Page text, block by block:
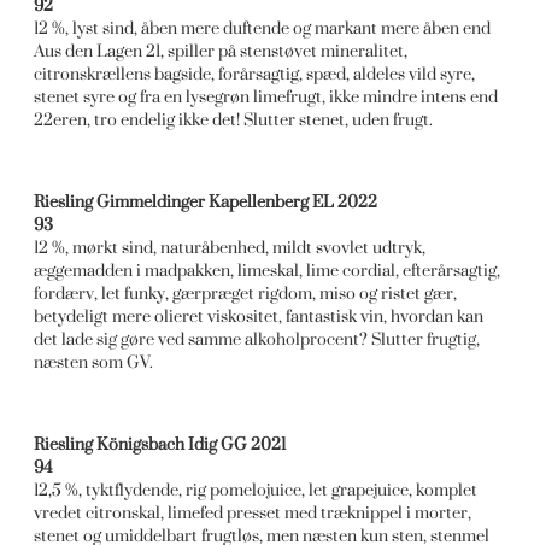
92
12 %, lyst sind, åben mere duftende og markant mere åben end
Aus den Lagen 21, spiller på stenstøvet mineralitet,
citronskrællens bagside, forårsagtig, spæd, aldeles vild syre,
stenet syre og fra en lysegrøn limefrugt, ikke mindre intens end
22eren, tro endelig ikke det! Slutter stenet, uden frugt.
Riesling Gimmeldinger Kapellenberg EL 2022
93
12 %, mørkt sind, naturåbenhed, mildt svovlet udtryk,
æggemadden i madpakken, limeskal, lime cordial, efterårsagtig,
fordærv, let funky, gærpræget rigdom, miso og ristet gær,
betydeligt mere olieret viskositet, fantastisk vin, hvordan kan
det lade sig gøre ved samme alkoholprocent? Slutter frugtig,
næsten som GV.
Riesling Königsbach Idig GG 2021
94
12,5 %, tyktflydende, rig pomelojuice, let grapejuice, komplet
vredet citronskal, limefed presset med træknippel i morter,
stenet og umiddelbart frugtløs, men næsten kun sten, stenmel